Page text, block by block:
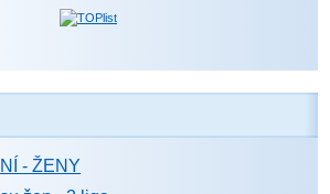
- ŽENY